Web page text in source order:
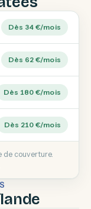
Dès 34 €/mois
Dès 62 €/mois
Dès 180 €/mois
Dès 210 €/mois
de couverture.